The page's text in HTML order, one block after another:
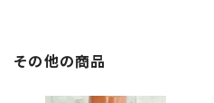
その他の商品